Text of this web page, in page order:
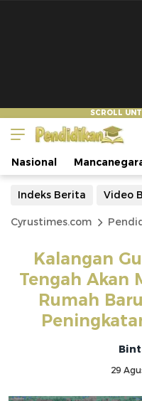
Nasional
Indeks Berita Video
Cyrustimes.com
Kalangan
Tengah Akan
Rumah
29